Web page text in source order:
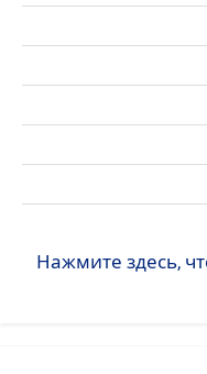
Нажмите здесь,